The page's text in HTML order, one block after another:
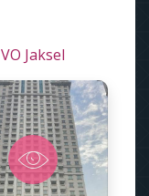
VO Jaksel